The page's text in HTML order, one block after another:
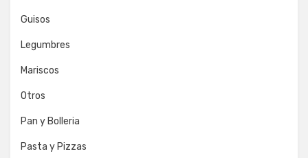
Guisos
Legumbres
Mariscos
Otros
Pan y Bolleria
Pasta y Pizzas